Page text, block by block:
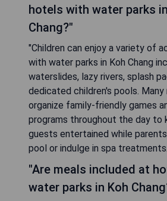
hotels with water parks
Chang?"
"Children can enjoy a variety of
with water parks in Koh Chang
waterslides, lazy rivers, splash
dedicated children's pools.
organize family-friendly games
programs throughout the day to
guests entertained while
pool or indulge in spa
"Are meals included at
water parks in Koh